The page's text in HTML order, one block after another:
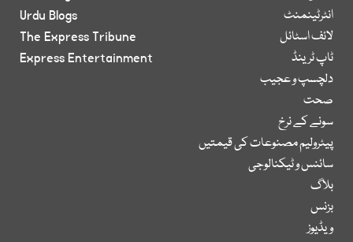
انٹرٹینمنٹ
لائف اسٹائل
ٹاپ ٹرینڈ
دلچسپ و عجیب
صحت
سونے کے نرخ
پیٹرولیم مصنوعات کی قیمتیں
سائنس و ٹیکنالوجی
بلاگ
بزنس
ویڈیوز
Urdu Blogs
The Express Tribune
Express Entertainment